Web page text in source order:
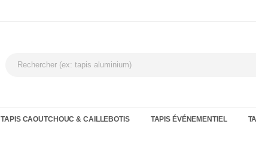
TAPIS CAOUTCHOUC & CAILLEBOTIS TAPIS ÉVÉNEMENTIEL